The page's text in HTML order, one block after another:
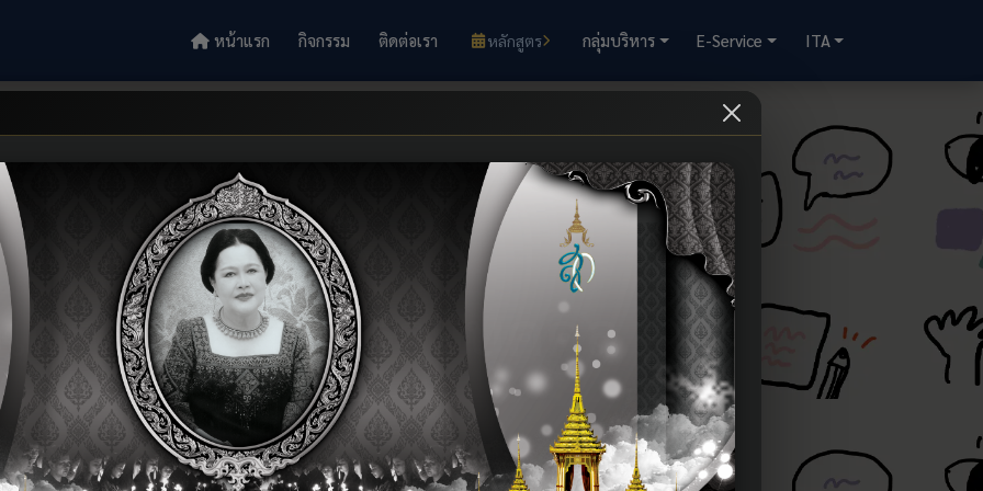
หน้าแรก กิจกรรม ติดต่อเรา หลักสูตร กลุ่มบริหาร E-Service ITA
คราะห์ผู้เรียนรายบุคคล